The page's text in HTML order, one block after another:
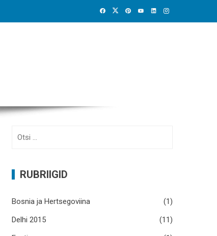
RUBRIIGID
Bosnia ja Hertsegoviina
(1)
Delhi 2015
(11)